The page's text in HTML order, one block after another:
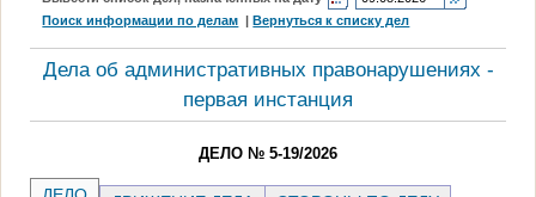
Поиск информации по делам |Вернуться к списку дел
Дела об административных правонарушениях -
первая инстанция
ДЕЛО № 5-19/2026